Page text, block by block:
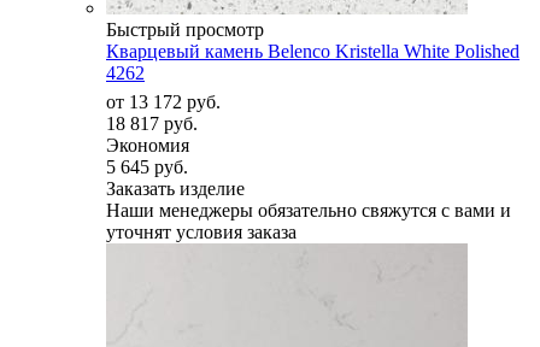
Быстрый просмотр
Кварцевый камень Belenco Kristella White Polished
4262
от 13 172 руб.
18 817 руб.
Экономия
5 645 руб.
Заказать изделие
Наши менеджеры обязательно свяжутся с вами и
уточнят условия заказа